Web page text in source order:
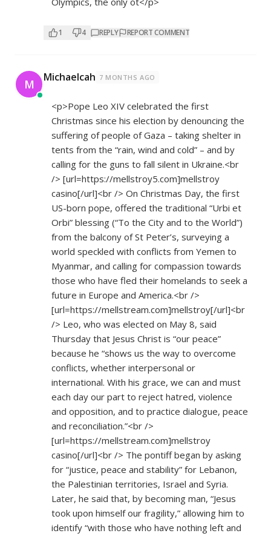
1 4 REPLY REPORT COMMENT
M Michaelcah 7 MONTHS AGO
<p>Pope Leo XIV celebrated the first
Christmas since his election by denouncing the
suffering of people of Gaza – taking shelter in
tents from the “rain, wind and cold” – and by
calling for the guns to fall silent in Ukraine.<br
/> [url=https://mellstroy5.com]mellstroy
casino[/url]<br /> On Christmas Day, the first
US-born pope, offered the traditional “Urbi et
Orbi” blessing (“To the City and to the World”)
from the balcony of St Peter’s, surveying a
world speckled with conflicts from Yemen to
Myanmar, and calling for compassion towards
those who have fled their homelands to seek a
future in Europe and America.<br />
[url=https://mellstream.com]mellstroy[/url]<br
/> Leo, who was elected on May 8, said
Thursday that Jesus Christ is “our peace”
because he “shows us the way to overcome
conflicts, whether interpersonal or
international. With his grace, we can and must
each day our part to reject hatred, violence
and opposition, and to practice dialogue, peace
and reconciliation.”<br />
[url=https://mellstream.com]mellstroy
casino[/url]<br /> The pontiff began by asking
for “justice, peace and stability” for Lebanon,
the Palestinian territories, Israel and Syria.
Later, he said that, by becoming man, “Jesus
took upon himself our fragility,” allowing him to
identify “with those who have nothing left and